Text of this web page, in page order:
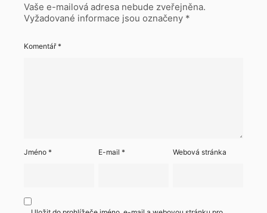
Vaše e-mailová adresa nebude zveřejněna.
Vyžadované informace jsou označeny *
Komentář*
Jméno * E-mail* Webová stránka